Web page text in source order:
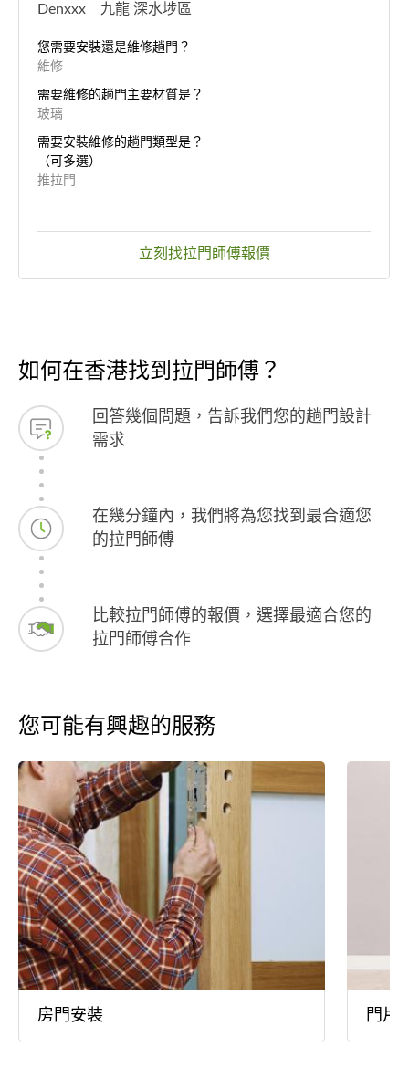
Denxxx 九龍 深水埗區
您需要安裝還是維修趟門？
維修
需要維修的趟門主要材質是？
玻璃
需要安裝維修的趟門類型是？
（可多選）
推拉門
立刻找拉門師傅報價
如何在香港找到拉門師傅？
回答幾個問題，告訴我們您的趟門設計
需求
在幾分鐘內，我們將為您找到最合適您
的拉門師傅
比較拉門師傅的報價，選擇最適合您的
拉門師傅合作
您可能有興趣的服務
房門安裝 門片